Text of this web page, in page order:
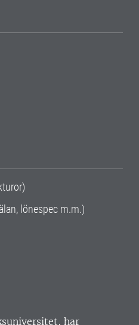
lönespec m.m.)
har